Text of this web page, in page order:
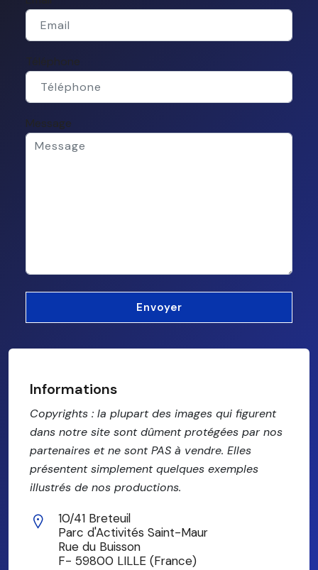
Téléphone
Message
Informations
Copyrights : la plupart des images qui figurent
dans notre site sont dûment protégées par nos
partenaires et ne sont PAS à vendre. Elles
présentent simplement quelques exemples
illustrés de nos productions.
10/41 Breteuil
Parc d'Activités Saint-Maur
Rue du Buisson
F- 59800 LILLE (France)